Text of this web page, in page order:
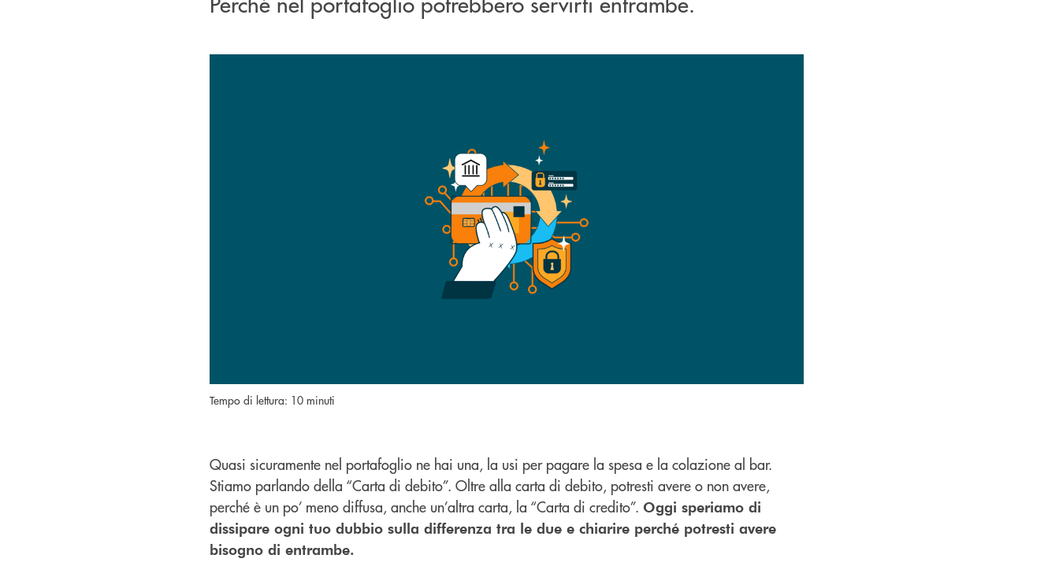
Tempo di lettura: 10 minuti
Quasi sicuramente nel portafoglio ne hai una, la usi per pagare la spesa e la colazione al bar.
Stiamo parlando della “Carta di debito”. Oltre alla carta di debito, potresti avere o non avere,
perché è un po’ meno diffusa, anche un’altra carta, la “Carta di credito”. Oggi speriamo di
dissipare ogni tuo dubbio sulla differenza tra le due e chiarire perché potresti avere
bisogno di entrambe.